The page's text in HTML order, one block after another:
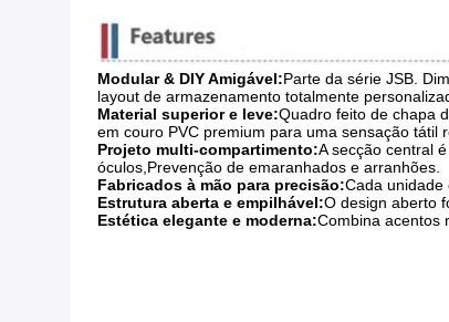
Modular & DIY Amigável:Parte da série JSB.
layout de armazenamento totalmente
Material superior e leve:Quadro feito de chapa
em couro PVC premium para uma sensação tátil
Projeto multi-compartimento:A secção central
óculos,Prevenção de emaranhados e arranhões.
Fabricados à mão para precisão:Cada unidade
Estrutura aberta e empilhável:O design aberto
Estética elegante e moderna:Combina acentos